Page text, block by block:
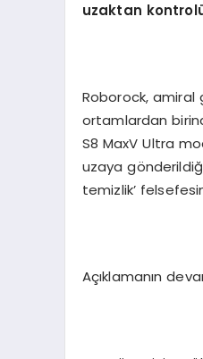
uzaktan
Roborock, amiral
ortamlardan
S8 MaxV Ultra
uzaya
temizlik’
Açıklamanın